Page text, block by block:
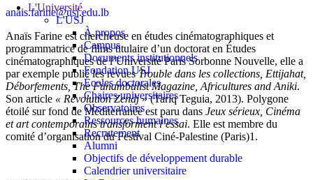
L'Université
L'USJ
À propos
Campus
Documents institutionnels
Fondation USJ
Écoles doctorales
Chaires universitaires
Observatoires
Ressources humaines
Recrutement
Alumni
Objectifs de développement durable
Calendrier universitaire
anais.farine@usj.edu.lb
Anaïs Farine est chercheuse en études cinématographiques et
programmatrice de films titulaire d’un doctorat en Études
cinématographiques de l’Université Paris Sorbonne Nouvelle, elle a
par exemple publié les revuesTrouble dans les collections, Ettijahat,
Déborfements, The Funambulist Magazine, Africultures and Aniki.
Son article « Révolution Zendj» (Tariq Teguia, 2013). Polygone
étoilé sur fond de Méditerranée est paru dans Jeux sérieux, Cinéma
et art contemporains transforment l’essai. Elle est membre du
comité d’organisation du Festival Ciné-Palestine (Paris)1.